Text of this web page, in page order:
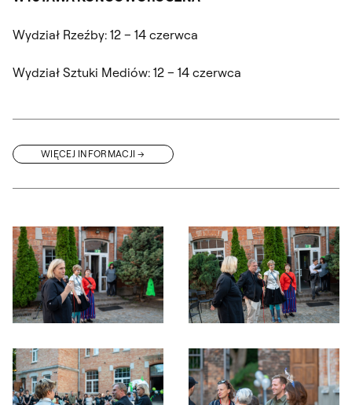
Wydział Rzeźby: 12 – 14 czerwca
Wydział Sztuki Mediów: 12 – 14 czerwca
WIĘCEJ INFORMACJI